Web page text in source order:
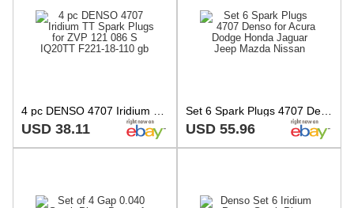
4 pc DENSO 4707 Iridium TT Spark Plugs for ZVP 121 086 S IQ20TT F221-18-110 gb
USD 38.11
Set 6 Spark Plugs 4707 Denso for Acura Dodge Honda Jaguar Jeep Mazda Nissan
USD 55.96